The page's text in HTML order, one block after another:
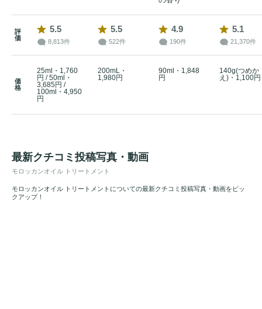
評
価
5.5
8,813件
5.5
522件
4.9
190件
5.1
21,370件
価
格
25ml・1,760
円 / 50ml・
3,685円 /
100ml・4,950
円
200mL・
1,980円
90ml・1,848
円
140g(つめか
え)・1,100円
最新クチコミ投稿写真・動画
モロッカンオイル トリートメント
モロッカンオイル トリートメントについての最新クチコミ投稿写真・動画をピッ
クアップ！